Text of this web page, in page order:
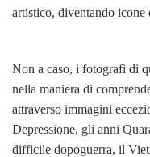
artistico, diventando icone
Non a caso, i fotografi di
nella maniera di
attraverso immagini
Depressione, gli anni
difficile dopoguerra, il